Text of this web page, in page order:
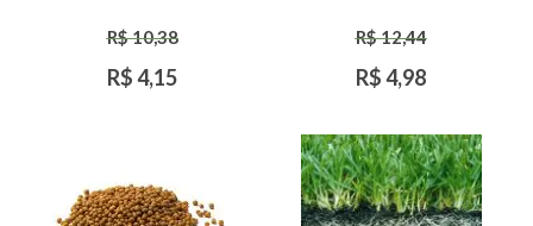
R$ 10,38
R$ 4,15
R$ 12,44
R$ 4,98